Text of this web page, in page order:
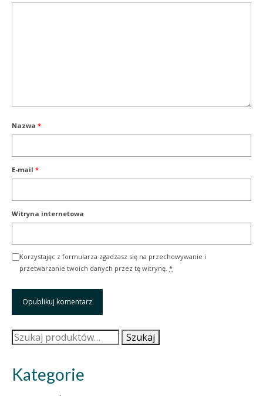
Nazwa *
E-mail *
Witryna internetowa
Korzystając z formularza zgadzasz się na przechowywanie i
przetwarzanie twoich danych przez tę witrynę. *
Szukaj: Szukaj
Kategorie